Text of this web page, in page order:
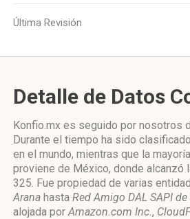
Última Revisión
Detalle de Datos
Konfio.mx es seguido por nosotros
Durante el tiempo ha sido
en el mundo, mientras que la
proviene de México, donde alcanzó
325. Fue propiedad de varias
Arana hasta Red Amigo DAL SAPI de
alojada porAmazon.com Inc.,